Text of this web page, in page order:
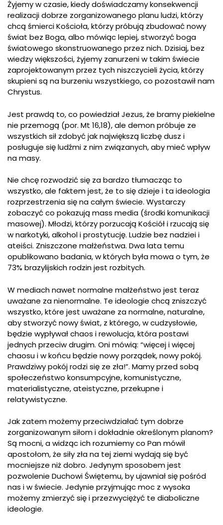
Żyjemy w czasie, kiedy doświadczamy konsekwencji
realizacji dobrze zorganizowanego planu ludzi, którzy
chcą śmierci Kościoła, którzy próbują zbudować nowy
świat bez Boga, albo mówiąc lepiej, stworzyć boga
światowego skonstruowanego przez nich. Dzisiaj, bez
wiedzy większości, żyjemy zanurzeni w takim świecie
zaprojektowanym przez tych niszczycieli życia, którzy
skupieni są na burzeniu wszystkiego, co pozostawił nam
Chrystus.
Jest prawdą to, co powiedział Jezus, że bramy piekielne
nie przemogą (por. Mt 16,18), ale demon próbuje ze
wszystkich sił zdobyć jak największą liczbę dusz i
posługuje się ludźmi z nim związanych, aby mieć wpływ
na masy.
Nie chcę rozwodzić się za bardzo tłumacząc to
wszystko, ale faktem jest, że to się dzieje i ta ideologia
rozprzestrzenia się na całym świecie. Wystarczy
zobaczyć co pokazują mass media (środki komunikacji
masowej). Młodzi, którzy porzucają Kościół i rzucają się
w narkotyki, alkohol i prostytucję. Ludzie bez nadziei i
ateiści. Zniszczone małżeństwa. Dwa lata temu
opublikowano badania, w których była mowa o tym, że
73% brazylijskich rodzin jest rozbitych.
W mediach nawet normalne małżeństwo jest teraz
uważane za nienormalne. Te ideologie chcą zniszczyć
wszystko, które jest uważane za normalne, naturalne,
aby stworzyć nowy świat, z którego, w cudzysłowie,
będzie wypływał chaos i rewolucja, która postawi
jednych przeciw drugim. Oni mówią: “więcej i więcej
chaosu i w końcu będzie nowy porządek, nowy pokój.
Prawdziwy pokój rodzi się ze zła!”. Mamy przed sobą
społeczeństwo konsumpcyjne, komunistyczne,
materialistyczne, ateistyczne, przekupne i
relatywistyczne.
Jak zatem możemy przeciwdziałać tym dobrze
zorganizowanym siłom i dokładnie określonym planom?
Są mocni, a widząc ich rozumiemy co Pan mówił
apostołom, że siły zła na tej ziemi wydają się być
mocniejsze niż dobro. Jedynym sposobem jest
pozwolenie Duchowi Świętemu, by ujawniał się pośród
nas i w świecie. Jedynie przyjmując moc z wysoka
możemy zmierzyć się i przezwyciężyć te diaboliczne
ideologie.